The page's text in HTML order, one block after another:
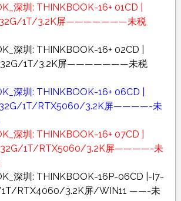
深圳: THINKBOOK-16+ 01CD |
32G/1T/3.2K屏———————未税
深圳: THINKBOOK-16+ 02CD |
32G/1T/3.2K屏———————未税
深圳: THINKBOOK-16+ 06CD |
1T/RTX5060/3.2K屏————-未
深圳: THINKBOOK-16+ 07CD |
1T/RTX5060/3.2K屏————-未
深圳: THINKBOOK-16P-06CD |-I7-
RTX4060/3.2K屏/WIN11 ——-未